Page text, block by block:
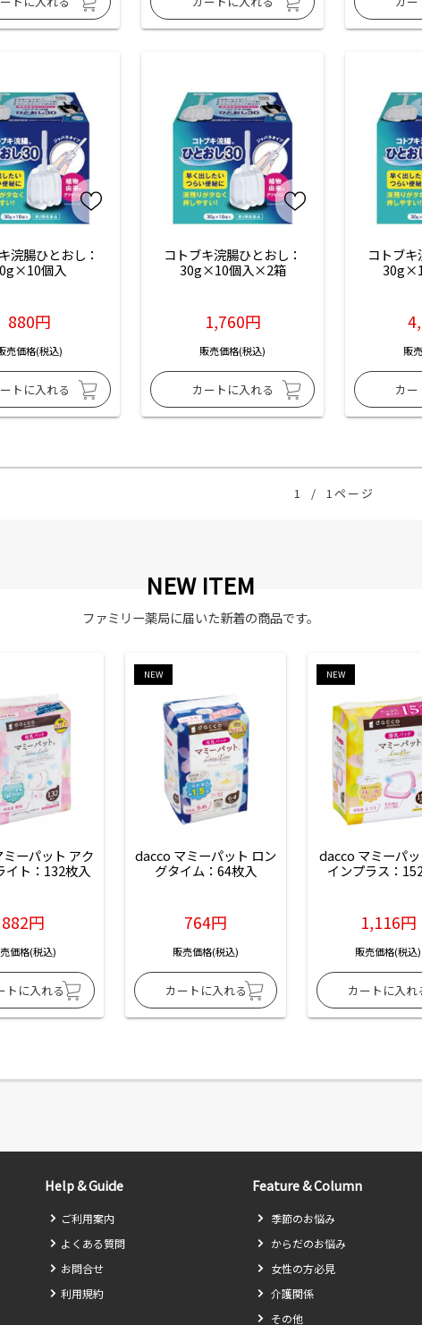
浣腸ひとおし：
個入
880円
売価格(税込)
コトブキ浣腸ひとおし：
30g×10個入×2箱
1,760円
販売価格(税込)
コトブキ
販
1 / 1ページ
NEW ITEM
ファミリー薬局に届いた新着の商品です。
ーパット アク
イト：132枚入
882円
価格(税込)
NEW
dacco マミーパット ロン
グタイム：64枚入
764円
販売価格(税込)
NEW
dacco マミーパ
インプラス：
1,116円
販売価格(税込)
Help & Guide
ご利用案内
よくある質問
お問合せ
利用規約
Feature & Column
季節のお悩み
からだのお悩み
女性の方必見
介護関係
その他